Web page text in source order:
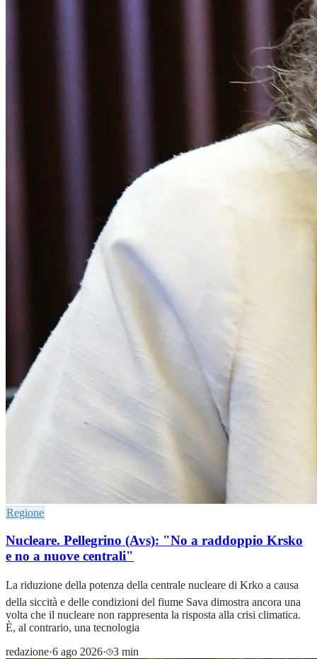
Regione
Nucleare. Pellegrino (Avs): "No a raddoppio Krsko
e no a nuove centrali"
La riduzione della potenza della centrale nucleare di Krko a causa
della siccità e delle condizioni del fiume Sava dimostra ancora una
volta che il nucleare non rappresenta la risposta alla crisi climatica.
È, al contrario, una tecnologia
redazione·6 ago 2026· 3 min